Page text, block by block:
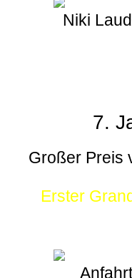
Niki
7.
Großer Preis
Erster